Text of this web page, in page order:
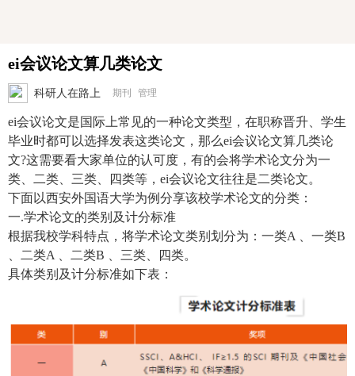
ei会议论文算几类论文
科研人在路上 期刊 管理
ei会议论文是国际上常见的一种论文类型，在职称晋升、学生
毕业时都可以选择发表这类论文，那么ei会议论文算几类论
文?这需要看大家单位的认可度，有的会将学术论文分为一
类、二类、三类、四类等，ei会议论文往往是二类论文。
下面以西安外国语大学为例分享该校学术论文的分类：
一.学术论文的类别及计分标准
根据我校学科特点，将学术论文类别划分为：一类A 、一类B
、二类A 、二类B 、三类、四类。
具体类别及计分标准如下表：